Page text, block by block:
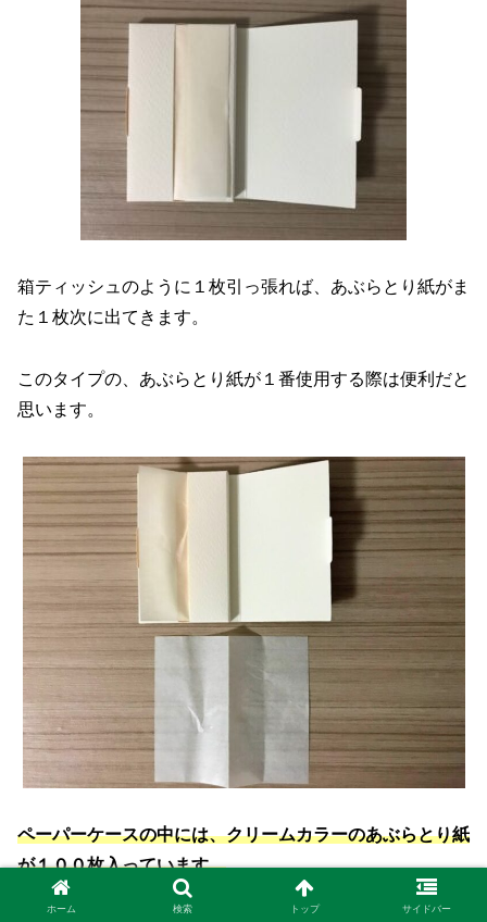
箱ティッシュのように１枚引っ張れば、あぶらとり紙がま
た１枚次に出てきます。
このタイプの、あぶらとり紙が１番使用する際は便利だと
思います。
ペーパーケースの中には、クリームカラーのあぶらとり紙
が１００枚入っています。
ホーム 検索 トップ サイドバー